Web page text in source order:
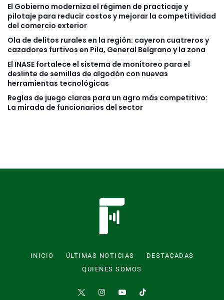
El Gobierno moderniza el régimen de practicaje y
pilotaje para reducir costos y mejorar la competitividad
del comercio exterior
Ola de delitos rurales en la región: cayeron cuatreros y
cazadores furtivos en Pila, General Belgrano y la zona
El INASE fortalece el sistema de monitoreo para el
deslinte de semillas de algodón con nuevas
herramientas tecnológicas
Reglas de juego claras para un agro más competitivo:
La mirada de funcionarios del sector
INICIO ÚLTIMAS NOTICIAS
DESTACADAS
QUIENES SOMOS